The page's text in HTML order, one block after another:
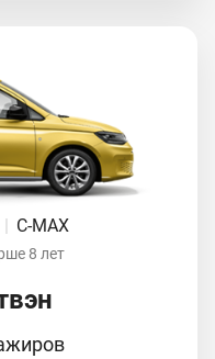
| C-MAX
8 лет